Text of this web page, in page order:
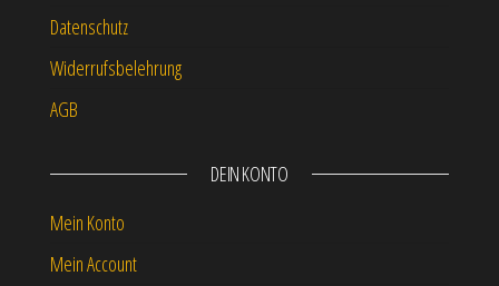
Datenschutz
Widerrufsbelehrung
AGB
DEIN KONTO
Mein Konto
Mein Account